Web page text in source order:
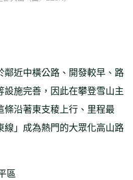
鄰近中橫公路、開發較早、路
施完善，因此在攀登雪山主
條沿著東支稜上行、里程最
線」成為熱門的大眾化高山路
區